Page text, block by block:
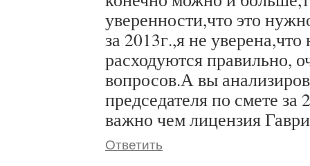
уверенности,что это
за 2013г.,я не
расходуются правильно,
вопросов.А вы
председателя по смете за
важно чем лицензия
Ответить